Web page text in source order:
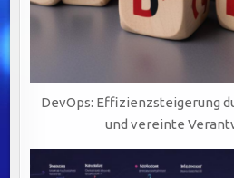
DevOps: Effizienzsteigerung
und vereinte